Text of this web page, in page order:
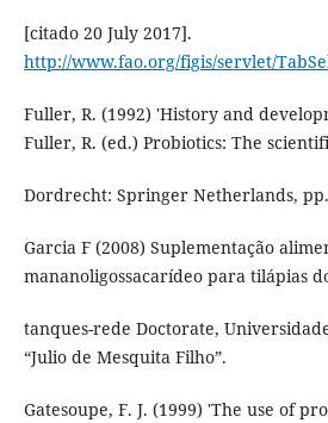
[citado 20 July 2017].
http://www.fao.org/figis/servlet/
Fuller, R. (1992) 'History and
Fuller, R. (ed.) Probiotics: The
Dordrecht: Springer Netherlands,
Garcia F (2008) Suplementação
mananoligossacarídeo para tilápias
tanques-rede Doctorate,
“Julio de Mesquita Filho”.
Gatesoupe, F. J. (1999) 'The use of